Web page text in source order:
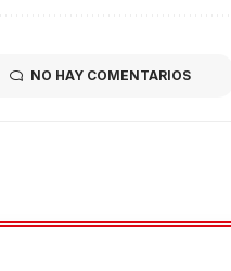
NO HAY COMENTARIOS